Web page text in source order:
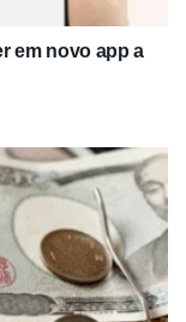
em novo app a